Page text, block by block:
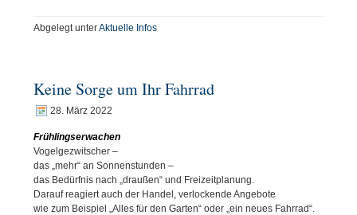
Abgelegt unterAktuelle Infos
Keine Sorge um Ihr Fahrrad
28. März 2022
Frühlingserwachen
Vogelgezwitscher –
das „mehr“ an Sonnenstunden –
das Bedürfnis nach „draußen“ und Freizeitplanung.
Darauf reagiert auch der Handel, verlockende Angebote
wie zum Beispiel „Alles für den Garten“ oder „ein neues Fahrrad“.